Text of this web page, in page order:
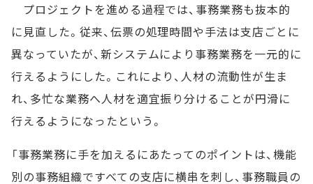
プロジェクトを進める過程では、事務業務も抜本的
に見直した。従来、伝票の処理時間や手法は支店ごとに
異なっていたが、新システムにより事務業務を一元的に
行えるようにした。これにより、人材の流動性が生ま
れ、多忙な業務へ人材を適宜振り分けることが円滑に
行えるようになったという。
「事務業務に手を加えるにあたってのポイントは、機能
別の事務組織ですべての支店に横串を刺し、事務職員の